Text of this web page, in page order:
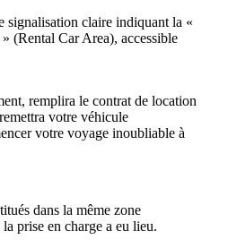
signalisation claire indiquant la «
(Rental Car Area), accessible
remplira le contrat de location
votre véhicule
votre voyage inoubliable à
dans la même zone
prise en charge a eu lieu.